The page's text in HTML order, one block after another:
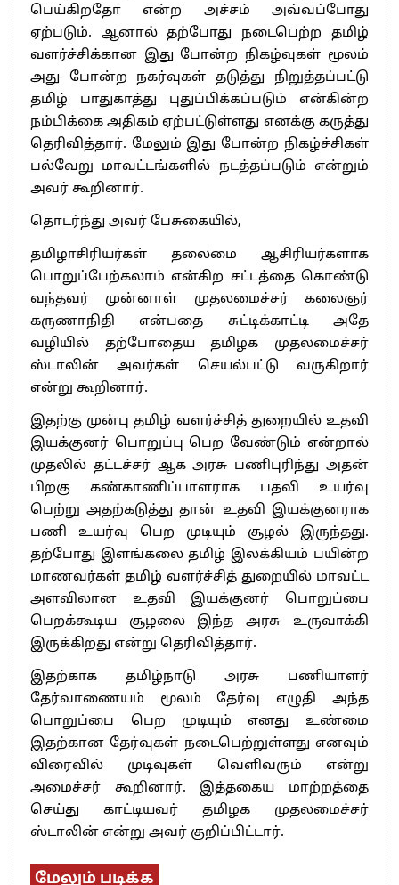
பெய்கிறதோ என்ற அச்சம் அவ்வப்போது
ஏற்படும். ஆனால் தற்போது நடைபெற்ற தமிழ்
வளர்ச்சிக்கான இது போன்ற நிகழ்வுகள் மூலம்
அது போன்ற நகர்வுகள் தடுத்து நிறுத்தப்பட்டு
தமிழ் பாதுகாத்து புதுப்பிக்கப்படும் என்கின்ற
நம்பிக்கை அதிகம் ஏற்பட்டுள்ளது எனக்கு கருத்து
தெரிவித்தார். மேலும் இது போன்ற நிகழ்ச்சிகள்
பல்வேறு மாவட்டங்களில் நடத்தப்படும் என்றும்
அவர் கூறினார்.
தொடர்ந்து அவர் பேசுகையில்,
தமிழாசிரியர்கள் தலைமை ஆசிரியர்களாக
பொறுப்பேற்கலாம் என்கிற சட்டத்தை கொண்டு
வந்தவர் முன்னாள் முதலமைச்சர் கலைஞர்
கருணாநிதி என்பதை சுட்டிக்காட்டி அதே
வழியில் தற்போதைய தமிழக முதலமைச்சர்
ஸ்டாலின் அவர்கள் செயல்பட்டு வருகிறார்
என்று கூறினார்.
இதற்கு முன்பு தமிழ் வளர்ச்சித் துறையில் உதவி
இயக்குனர் பொறுப்பு பெற வேண்டும் என்றால்
முதலில் தட்டச்சர் ஆக அரசு பணிபுரிந்து அதன்
பிறகு கண்காணிப்பாளராக பதவி உயர்வு
பெற்று அதற்கடுத்து தான் உதவி இயக்குனராக
பணி உயர்வு பெற முடியும் சூழல் இருந்தது.
தற்போது இளங்கலை தமிழ் இலக்கியம் பயின்ற
மாணவர்கள் தமிழ் வளர்ச்சித் துறையில் மாவட்ட
அளவிலான உதவி இயக்குனர் பொறுப்பை
பெறக்கூடிய சூழலை இந்த அரசு உருவாக்கி
இருக்கிறது என்று தெரிவித்தார்.
இதற்காக தமிழ்நாடு அரசு பணியாளர்
தேர்வாணையம் மூலம் தேர்வு எழுதி அந்த
பொறுப்பை பெற முடியும் எனது உண்மை
இதற்கான தேர்வுகள் நடைபெற்றுள்ளது எனவும்
விரைவில் முடிவுகள் வெளிவரும் என்று
அமைச்சர் கூறினார். இத்தகைய மாற்றத்தை
செய்து காட்டியவர் தமிழக முதலமைச்சர்
ஸ்டாலின் என்று அவர் குறிப்பிட்டார்.
மேலும் படிக்க